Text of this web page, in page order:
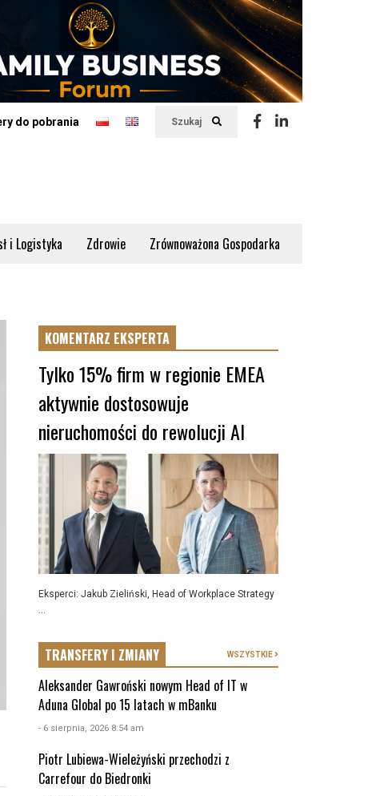
Szukaj
do pobrania
i Logistyka Zdrowie Zrównoważona Gospodarka
KOMENTARZ EKSPERTA
Tylko 15% firm w regionie EMEA
aktywnie dostosowuje
nieruchomości do rewolucji AI
Eksperci: Jakub Zieliński, Head of Workplace Strategy
...
TRANSFERY I ZMIANY WSZYSTKIE
Aleksander Gawroński nowym Head of IT w
Aduna Global po 15 latach w mBanku
- 6 sierpnia, 2026 8:54 am
Piotr Lubiewa-Wieleżyński przechodzi z
Carrefour do Biedronki